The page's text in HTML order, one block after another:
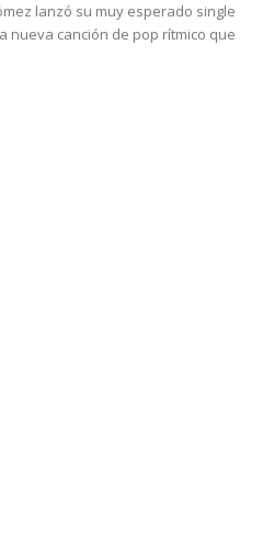
lanzó su muy esperado single
nueva canción de pop rítmico que